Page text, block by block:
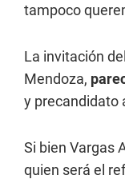
tampoco
La invitación
Mendoza,
y precandidato
Si bien Vargas
quien será el